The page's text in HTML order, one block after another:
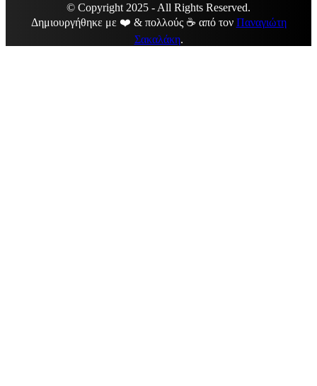
© Copyright 2025 - All Rights Reserved.
Δημιουργήθηκε με ❤️ & πολλούς ☕ από τον Παναγιώτη
Σακαλάκη.